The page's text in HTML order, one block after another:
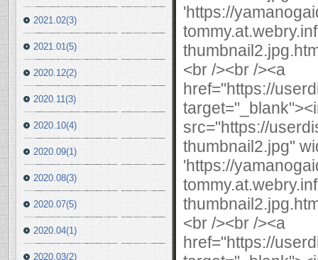
2021.02(3)
2021.01(5)
2020.12(2)
2020.11(3)
2020.10(4)
2020.09(1)
2020.08(3)
2020.07(5)
2020.04(1)
2020.03(2)